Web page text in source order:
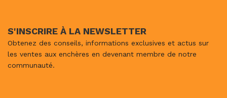
S'INSCRIRE À LA NEWSLETTER
Obtenez des conseils, informations exclusives et actus sur
les ventes aux enchères en devenant membre de notre
communauté.